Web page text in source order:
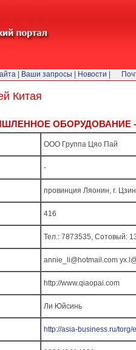
Китая
ОБОРУДОВАНИЕ -
ООО Группа Цяо Пай
-
провинция Ляонин, г.
416
Тел.: 7873535, Сотовый:
annie_li@hotmail.com
http://www.qiaopai.com
Ли Юйсинь
http://asia-business.ru/
Ваши запросы Новости